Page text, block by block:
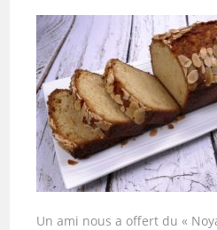
Un ami nous a offert du «